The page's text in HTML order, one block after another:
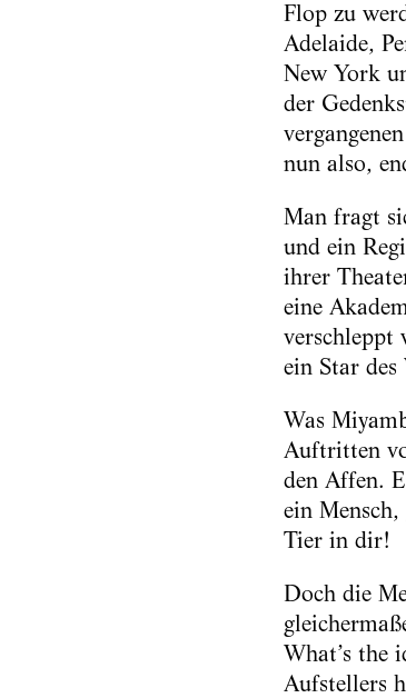
Flop zu
Adelaide,
New York
der
nun also,
Man fragt
und ein
ihrer
eine
verschleppt
ein Star des
Was
Auftritten
den Affen.
ein
Tier in dir!
Doch die
What’s the
Aufstellers